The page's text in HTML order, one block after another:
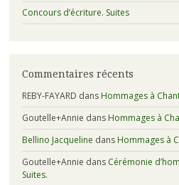
Concours d’écriture. Suites
Commentaires récents
REBY-FAYARD dans Hommages à
Goutelle+Annie dans Hommages à
Bellino Jacqueline dans Hommages à
Goutelle+Annie dans Cérémonie
Suites.